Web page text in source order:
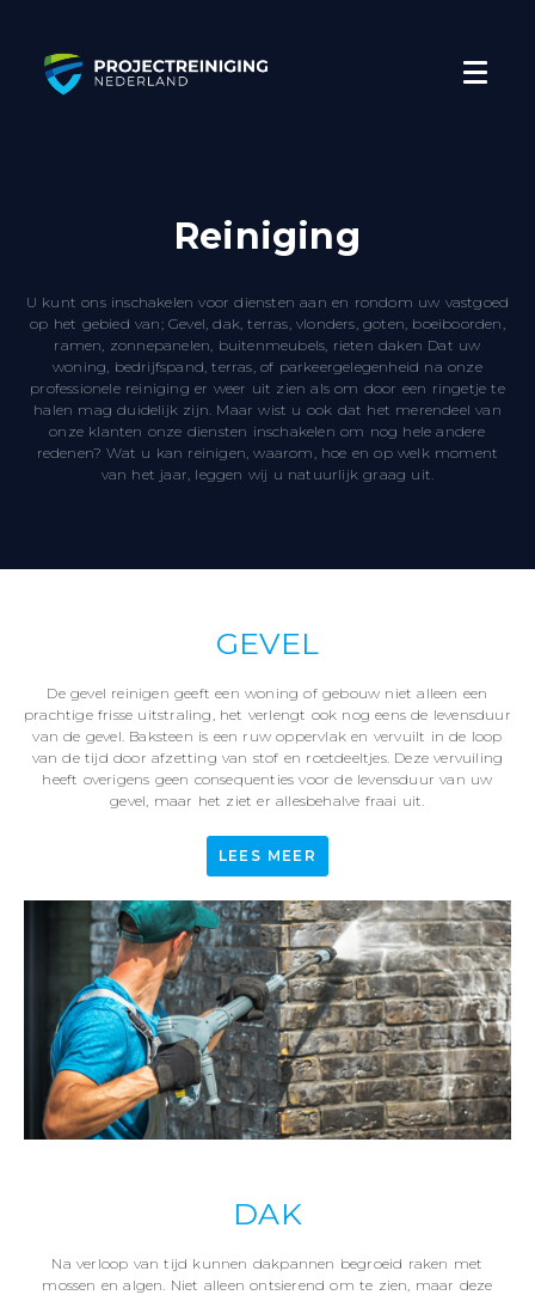
Reiniging
U kunt ons inschakelen voor diensten aan en rondom uw vastgoed
op het gebied van; Gevel, dak, terras, vlonders, goten, boeiboorden,
ramen, zonnepanelen, buitenmeubels, rieten daken Dat uw
woning, bedrijfspand, terras, of parkeergelegenheid na onze
professionele reiniging er weer uit zien als om door een ringetje te
halen mag duidelijk zijn. Maar wist u ook dat het merendeel van
onze klanten onze diensten inschakelen om nog hele andere
redenen? Wat u kan reinigen, waarom, hoe en op welk moment
van het jaar, leggen wij u natuurlijk graag uit.
GEVEL
De gevel reinigen geeft een woning of gebouw niet alleen een
prachtige frisse uitstraling, het verlengt ook nog eens de levensduur
van de gevel. Baksteen is een ruw oppervlak en vervuilt in de loop
van de tijd door afzetting van stof en roetdeeltjes. Deze vervuiling
heeft overigens geen consequenties voor de levensduur van uw
gevel, maar het ziet er allesbehalve fraai uit.
LEES MEER
DAK
Na verloop van tijd kunnen dakpannen begroeid raken met
mossen en algen. Niet alleen ontsierend om te zien, maar deze